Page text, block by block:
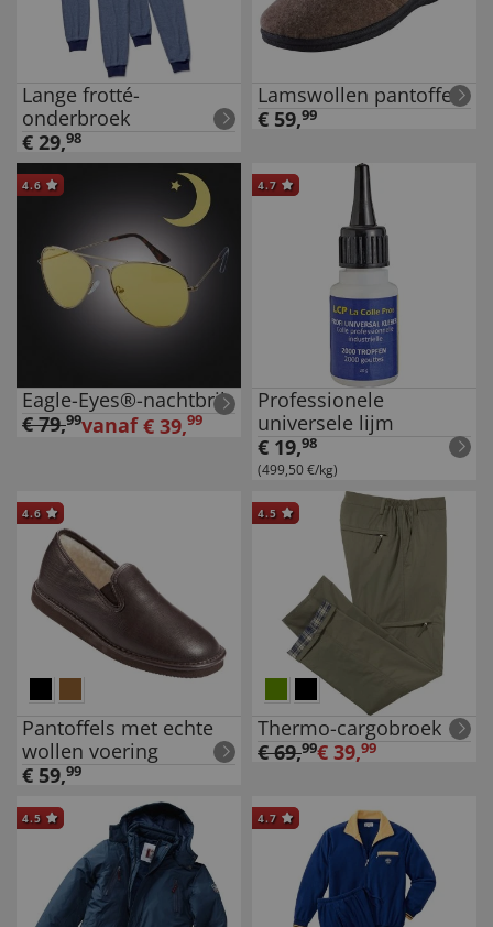
Lange frotté-
onderbroek
€ 29,98
Lamswollen pantoffels
€ 59,99
4.6
Eagle-Eyes®-nachtbril
€79,99vanaf € 39,99
4.7
Professionele
universele lijm
€ 19,98
(499,50 €/kg)
4.6
Pantoffels met echte
wollen voering
€ 59,99
4.5
Thermo-cargobroek
€69,99€ 39,99
4.5 4.7